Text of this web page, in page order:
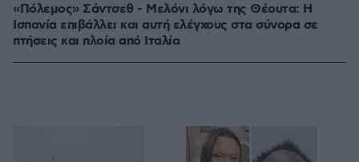
«Πόλεμος» Σάντσεθ - Μελόνι λόγω της Θέουτα: Η
Ισπανία επιβάλλει και αυτή ελέγχους στα σύνορα σε
πτήσεις και πλοία από Ιταλία